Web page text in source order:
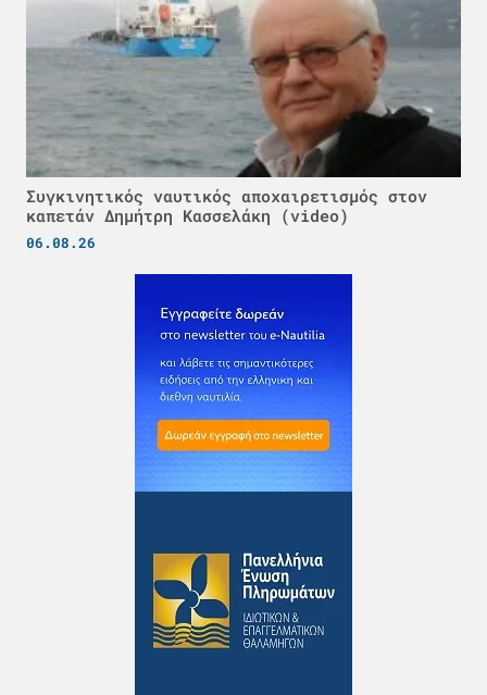
Συγκινητικός ναυτικός αποχαιρετισμός στον
καπετάν Δημήτρη Κασσελάκη (video)
06.08.26